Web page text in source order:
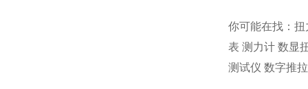
你可能在找： 扭
表 测力计 数显
测试仪 数字推